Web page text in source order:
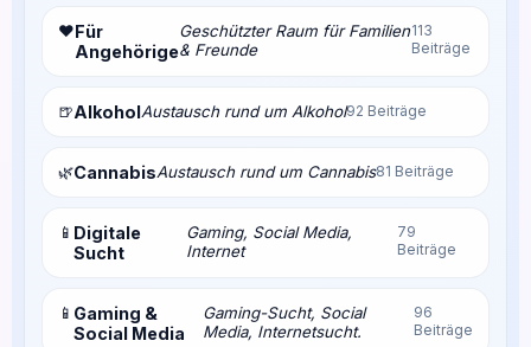
❤️Für
Angehörige
Geschützter Raum für Familien
& Freunde
113
Beiträge
🍺AlkoholAustausch rund um Alkohol92 Beiträge
🌿CannabisAustausch rund um Cannabis81 Beiträge
📱 Digitale
Sucht
Gaming, Social Media,
Internet
79
Beiträge
📱 Gaming &
Social Media
Gaming-Sucht, Social
Media, Internetsucht.
96
Beiträge